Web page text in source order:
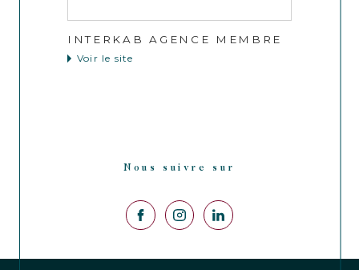
INTERKAB AGENCE MEMBRE
Voir le site
Nous suivre sur